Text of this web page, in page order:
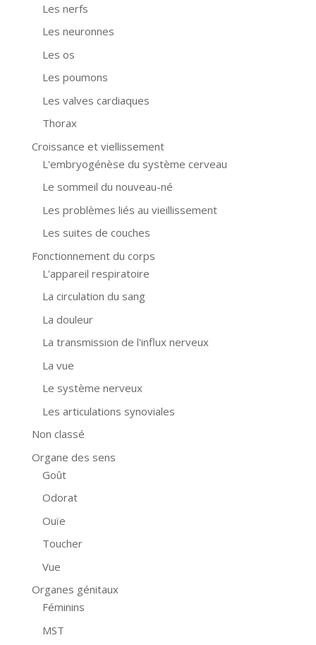
Les nerfs
Les neuronnes
Les os
Les poumons
Les valves cardiaques
Thorax
Croissance et viellissement
L'embryogénèse du système cerveau
Le sommeil du nouveau-né
Les problèmes liés au vieillissement
Les suites de couches
Fonctionnement du corps
L'appareil respiratoire
La circulation du sang
La douleur
La transmission de l'influx nerveux
La vue
Le système nerveux
Les articulations synoviales
Non classé
Organe des sens
Goût
Odorat
Ouïe
Toucher
Vue
Organes génitaux
Féminins
MST